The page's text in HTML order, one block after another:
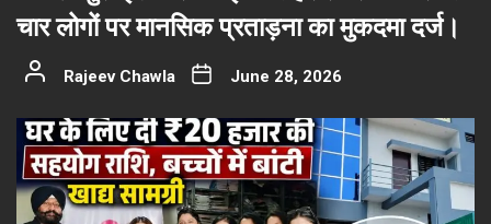
चार लोगों पर मानसिक प्रताड़ना का मुकदमा दर्ज।
Rajeev Chawla June 28, 2026